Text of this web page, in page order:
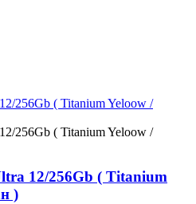
12/256Gb ( Titanium
)